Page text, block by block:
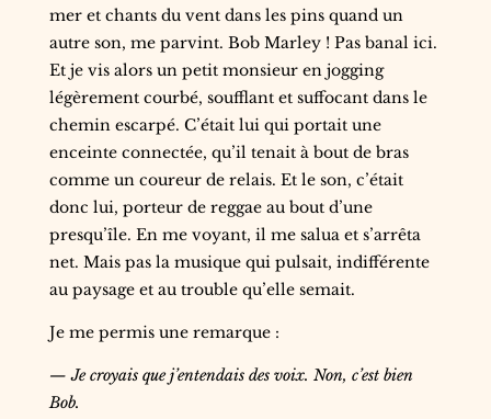
mer et chants du vent dans les pins quand un
autre son, me parvint. Bob Marley ! Pas banal ici.
Et je vis alors un petit monsieur en jogging
légèrement courbé, soufflant et suffocant dans le
chemin escarpé. C’était lui qui portait une
enceinte connectée, qu’il tenait à bout de bras
comme un coureur de relais. Et le son, c’était
donc lui, porteur de reggae au bout d’une
presqu’île. En me voyant, il me salua et s’arrêta
net. Mais pas la musique qui pulsait, indifférente
au paysage et au trouble qu’elle semait.
Je me permis une remarque :
— Je croyais que j’entendais des voix. Non, c’est bien
Bob.